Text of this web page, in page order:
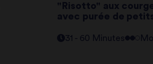
"Risotto" aux
avec purée de
31 - 60 Minutes